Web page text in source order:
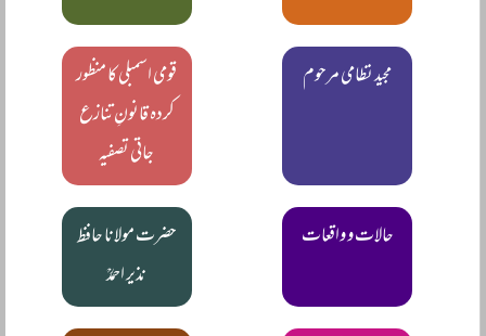
مجید نظامی مرحوم
قومی اسمبلی کا منظور
کردہ قانونِ تنازع
جاتی تصفیہ
حالات و واقعات
حضرت مولانا حافظ
نذیر احمدؒ